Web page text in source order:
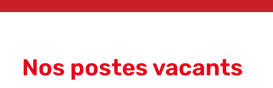
Nos postes vacants